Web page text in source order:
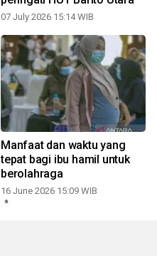
07 July 2026 15:14 WIB
Manfaat dan waktu yang
tepat bagi ibu hamil untuk
berolahraga
16 June 2026 15:09 WIB